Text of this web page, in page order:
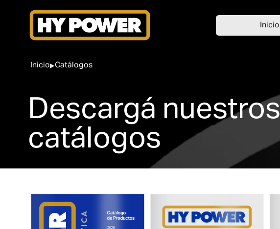
Inicio
Inicio Catálogos
Descargá nuestros
catálogos